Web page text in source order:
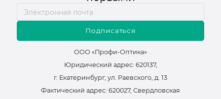
Подписаться
ООО «Профи-Оптика»
Юридический адрес: 620137,
г. Екатеринбург, ул. Раевского, д. 13
Фактический адрес: 620027, Свердловская